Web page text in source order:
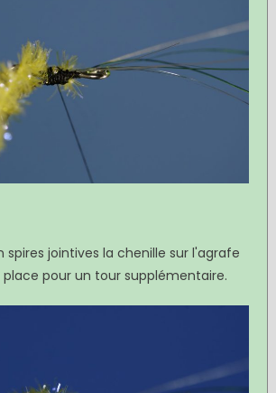
spires jointives la chenille sur l'agrafe
place pour un tour supplémentaire.